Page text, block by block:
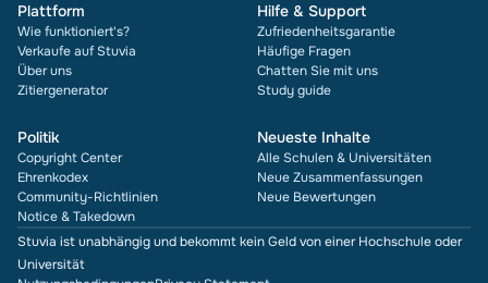
Plattform
Wie funktioniert's?
Verkaufe auf Stuvia
Über uns
Zitiergenerator
Hilfe & Support
Zufriedenheitsgarantie
Häufige Fragen
Chatten Sie mit uns
Study guide
Politik
Copyright Center
Ehrenkodex
Community-Richtlinien
Notice & Takedown
Neueste Inhalte
Alle Schulen & Universitäten
Neue Zusammenfassungen
Neue Bewertungen
Stuvia ist unabhängig und bekommt kein Geld von einer Hochschule oder
Universität